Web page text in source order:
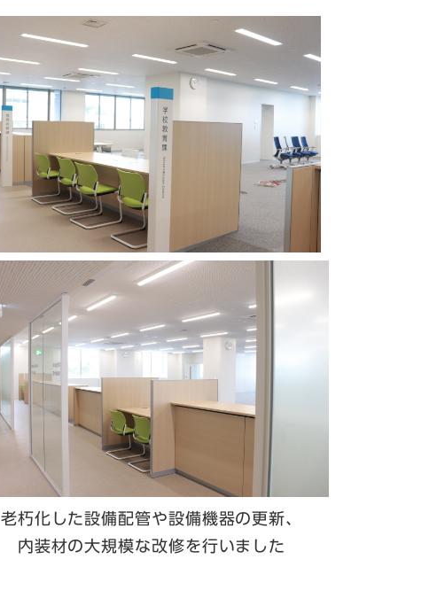
老朽化した設備配管や設備機器の更新、
内装材の大規模な改修を行いました